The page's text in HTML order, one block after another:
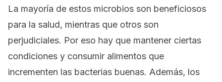
La mayoría de estos microbios son beneficiosos
para la salud, mientras que otros son
perjudiciales. Por eso hay que mantener ciertas
condiciones y consumir alimentos que
incrementen las bacterias buenas. Además, los